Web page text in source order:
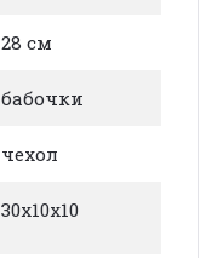
28 см
бабочки
чехол
30х10х10